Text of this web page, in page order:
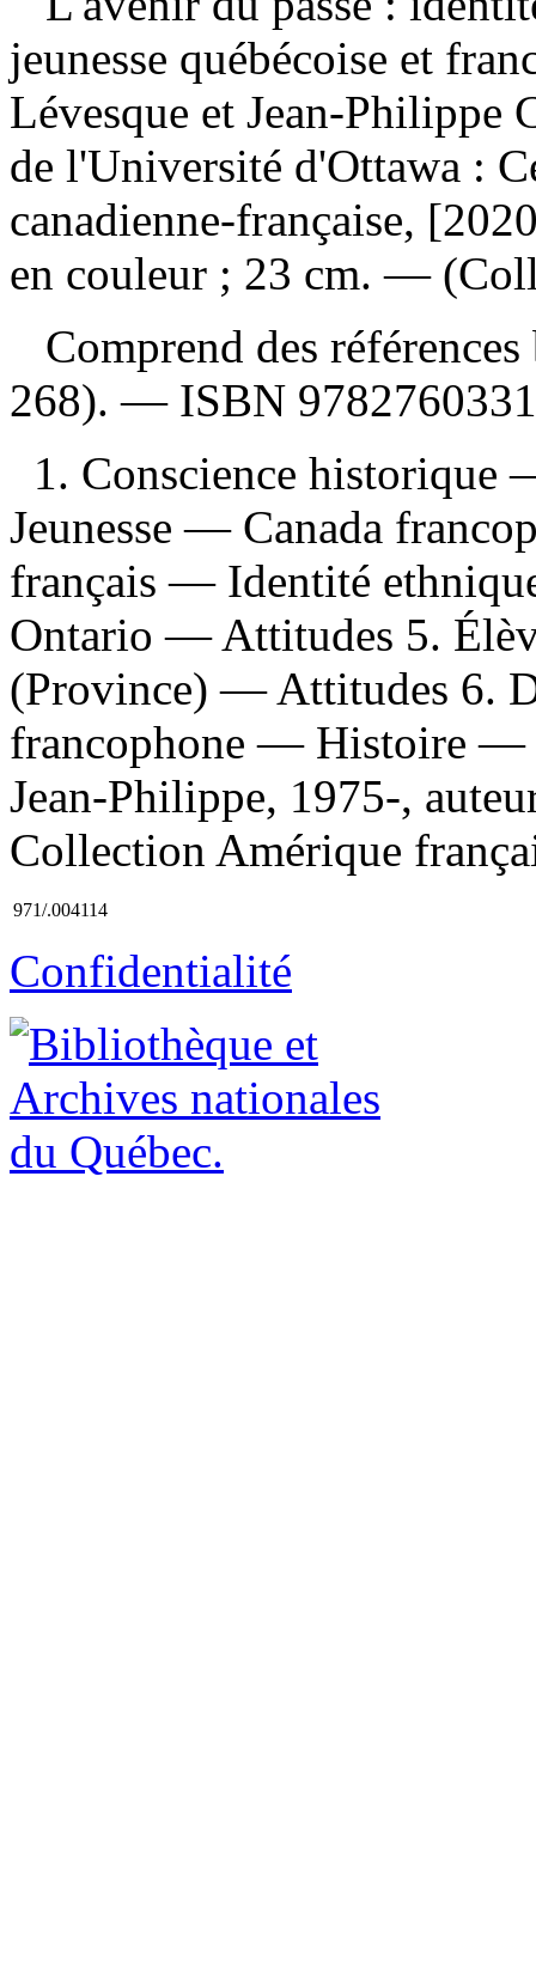
jeunesse québécoise et
Lévesque et Jean-Philippe
de l'Université d'Ottawa :
canadienne-française,
en couleur ; 23 cm. —
Comprend des
268). — ISBN
1. Conscience historique
Jeunesse — Canada
français — Identité
Ontario — Attitudes 5.
(Province) — Attitudes 6.
francophone — Histoire —
Jean-Philippe, 1975-,
Collection Amérique
971/.004114
Confidentialité